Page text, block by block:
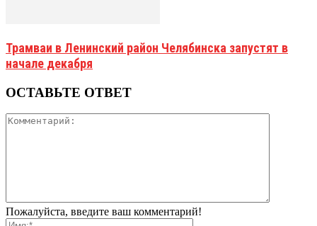
Трамваи в Ленинский район Челябинска запустят в
начале декабря
ОСТАВЬТЕ ОТВЕТ
Пожалуйста, введите ваш комментарий!